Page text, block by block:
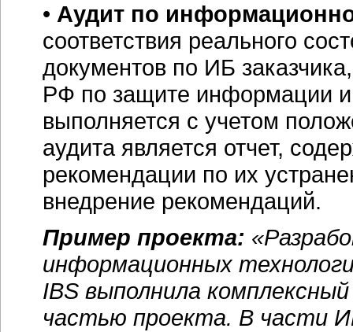
• Аудит по
соответствия реального
документов по ИБ
РФ по защите информации и
выполняется с учетом
аудита является отчет,
рекомендации по их
внедрение рекомендаций.
Пример проекта:
информационных
IBS выполнила
частью проекта. В части